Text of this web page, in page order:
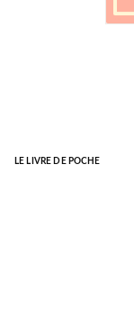
LE LIVRE DE POCHE